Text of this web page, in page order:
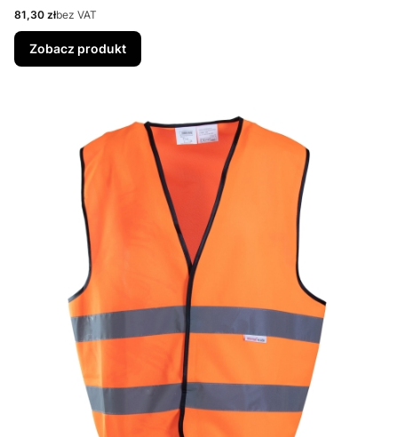
Cena
81,30 złbez VAT
Zobacz produkt